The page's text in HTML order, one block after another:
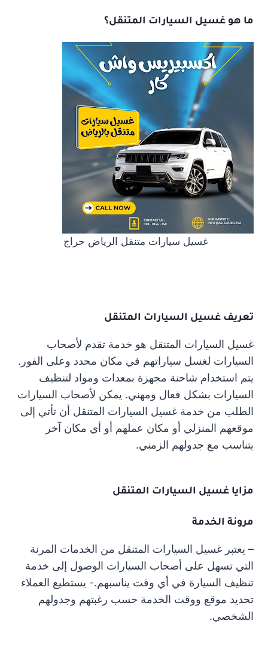
ما هو غسيل السيارات المتنقل؟
غسيل سيارات متنقل الرياض حراج
تعريف غسيل السيارات المتنقل
غسيل السيارات المتنقل هو خدمة تقدم لأصحاب
السيارات لغسل سياراتهم في مكان محدد وعلى الفور.
يتم استخدام شاحنة مجهزة بمعدات ومواد لتنظيف
السيارات بشكل فعال ومهني. يمكن لأصحاب السيارات
الطلب من خدمة غسيل السيارات المتنقل أن تأتي إلى
موقعهم المنزلي أو مكان عملهم أو أي مكان آخر
يتناسب مع جدولهم الزمني.
مزايا غسيل السيارات المتنقل
مرونة الخدمة
– يعتبر غسيل السيارات المتنقل من الخدمات المرنة
التي تسهل على أصحاب السيارات الوصول إلى خدمة
تنظيف السيارة في أي وقت يناسبهم.- يستطيع العملاء
تحديد موقع ووقت الخدمة حسب رغبتهم وجدولهم
الشخصي.